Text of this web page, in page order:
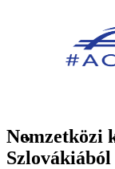
Nemzetközi